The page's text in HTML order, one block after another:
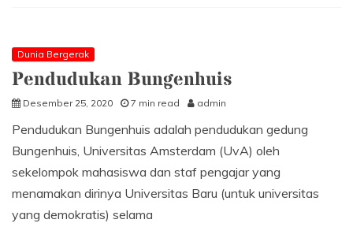
Revolusi
Payung
Dunia Bergerak
Pendudukan Bungenhuis
Desember 25, 2020 7 min read admin
Pendudukan Bungenhuis adalah pendudukan gedung
Bungenhuis, Universitas Amsterdam (UvA) oleh
sekelompok mahasiswa dan staf pengajar yang
menamakan dirinya Universitas Baru (untuk universitas
yang demokratis) selama